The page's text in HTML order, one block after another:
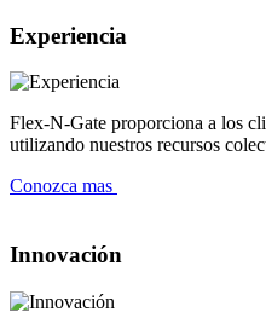
Experiencia
Flex-N-Gate proporciona a los
utilizando nuestros recursos
Conozca mas
Innovación